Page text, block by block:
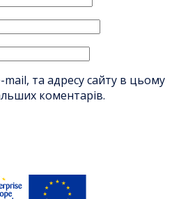
mail, та адресу сайту в цьому
коментарів.